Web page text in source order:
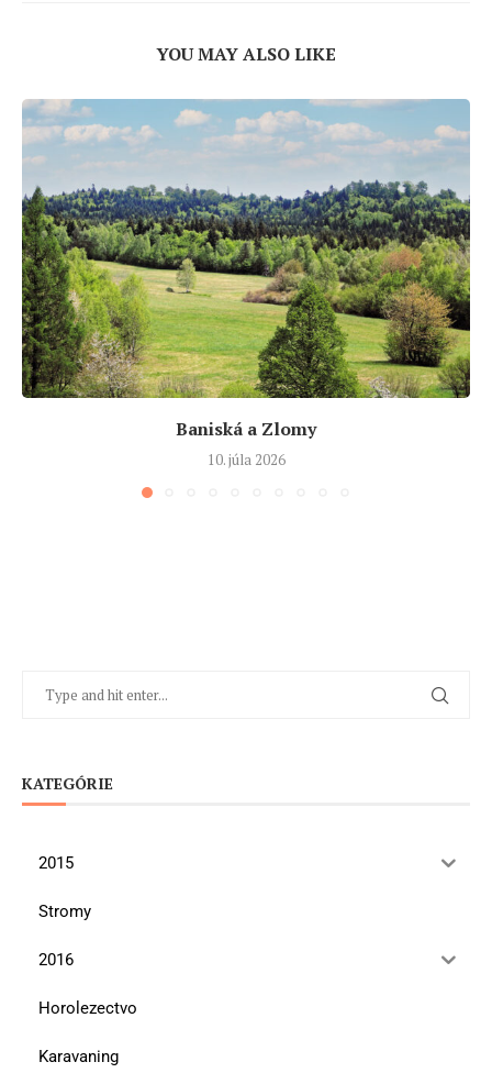
YOU MAY ALSO LIKE
Baniská a Zlomy
10. júla 2026
KATEGÓRIE
2015
Stromy
2016
Horolezectvo
Karavaning